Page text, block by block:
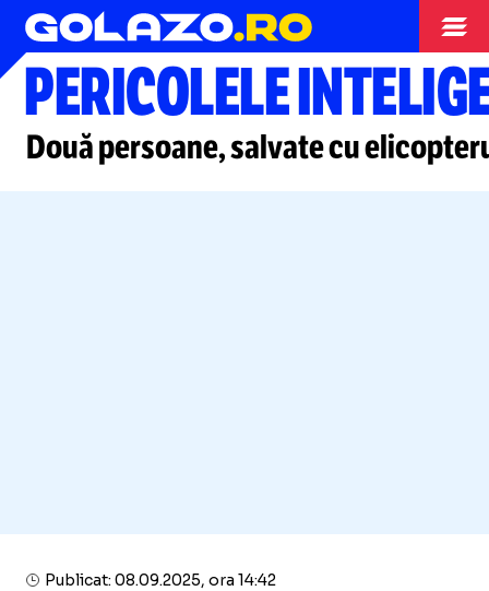
Alte sporturi
PERICOLELE
Două persoane, salvate cu
Publicat: 08.09.2025, ora 14:42